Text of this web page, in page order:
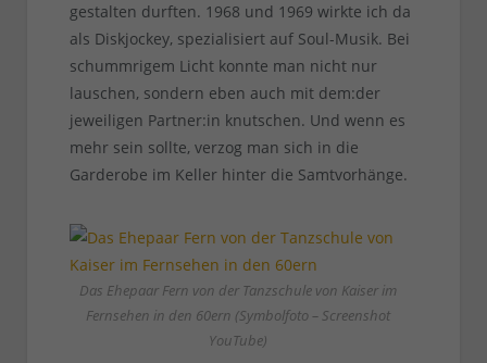
gestalten durften. 1968 und 1969 wirkte ich da
als Diskjockey, spezialisiert auf Soul-Musik. Bei
schummrigem Licht konnte man nicht nur
lauschen, sondern eben auch mit dem:der
jeweiligen Partner:in knutschen. Und wenn es
mehr sein sollte, verzog man sich in die
Garderobe im Keller hinter die Samtvorhänge.
Das Ehepaar Fern von der Tanzschule von Kaiser im
Fernsehen in den 60ern (Symbolfoto – Screenshot
YouTube)